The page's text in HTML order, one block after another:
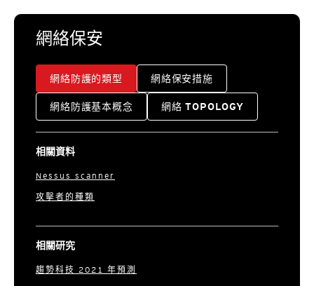
網絡保安
網絡防護的類型 網絡保安措施
網絡防護基本概念 網絡 TOPOLOGY
相關資料
Nessus scanner
攻擊者的種類
相關研究
趨勢科技 2021 年預測